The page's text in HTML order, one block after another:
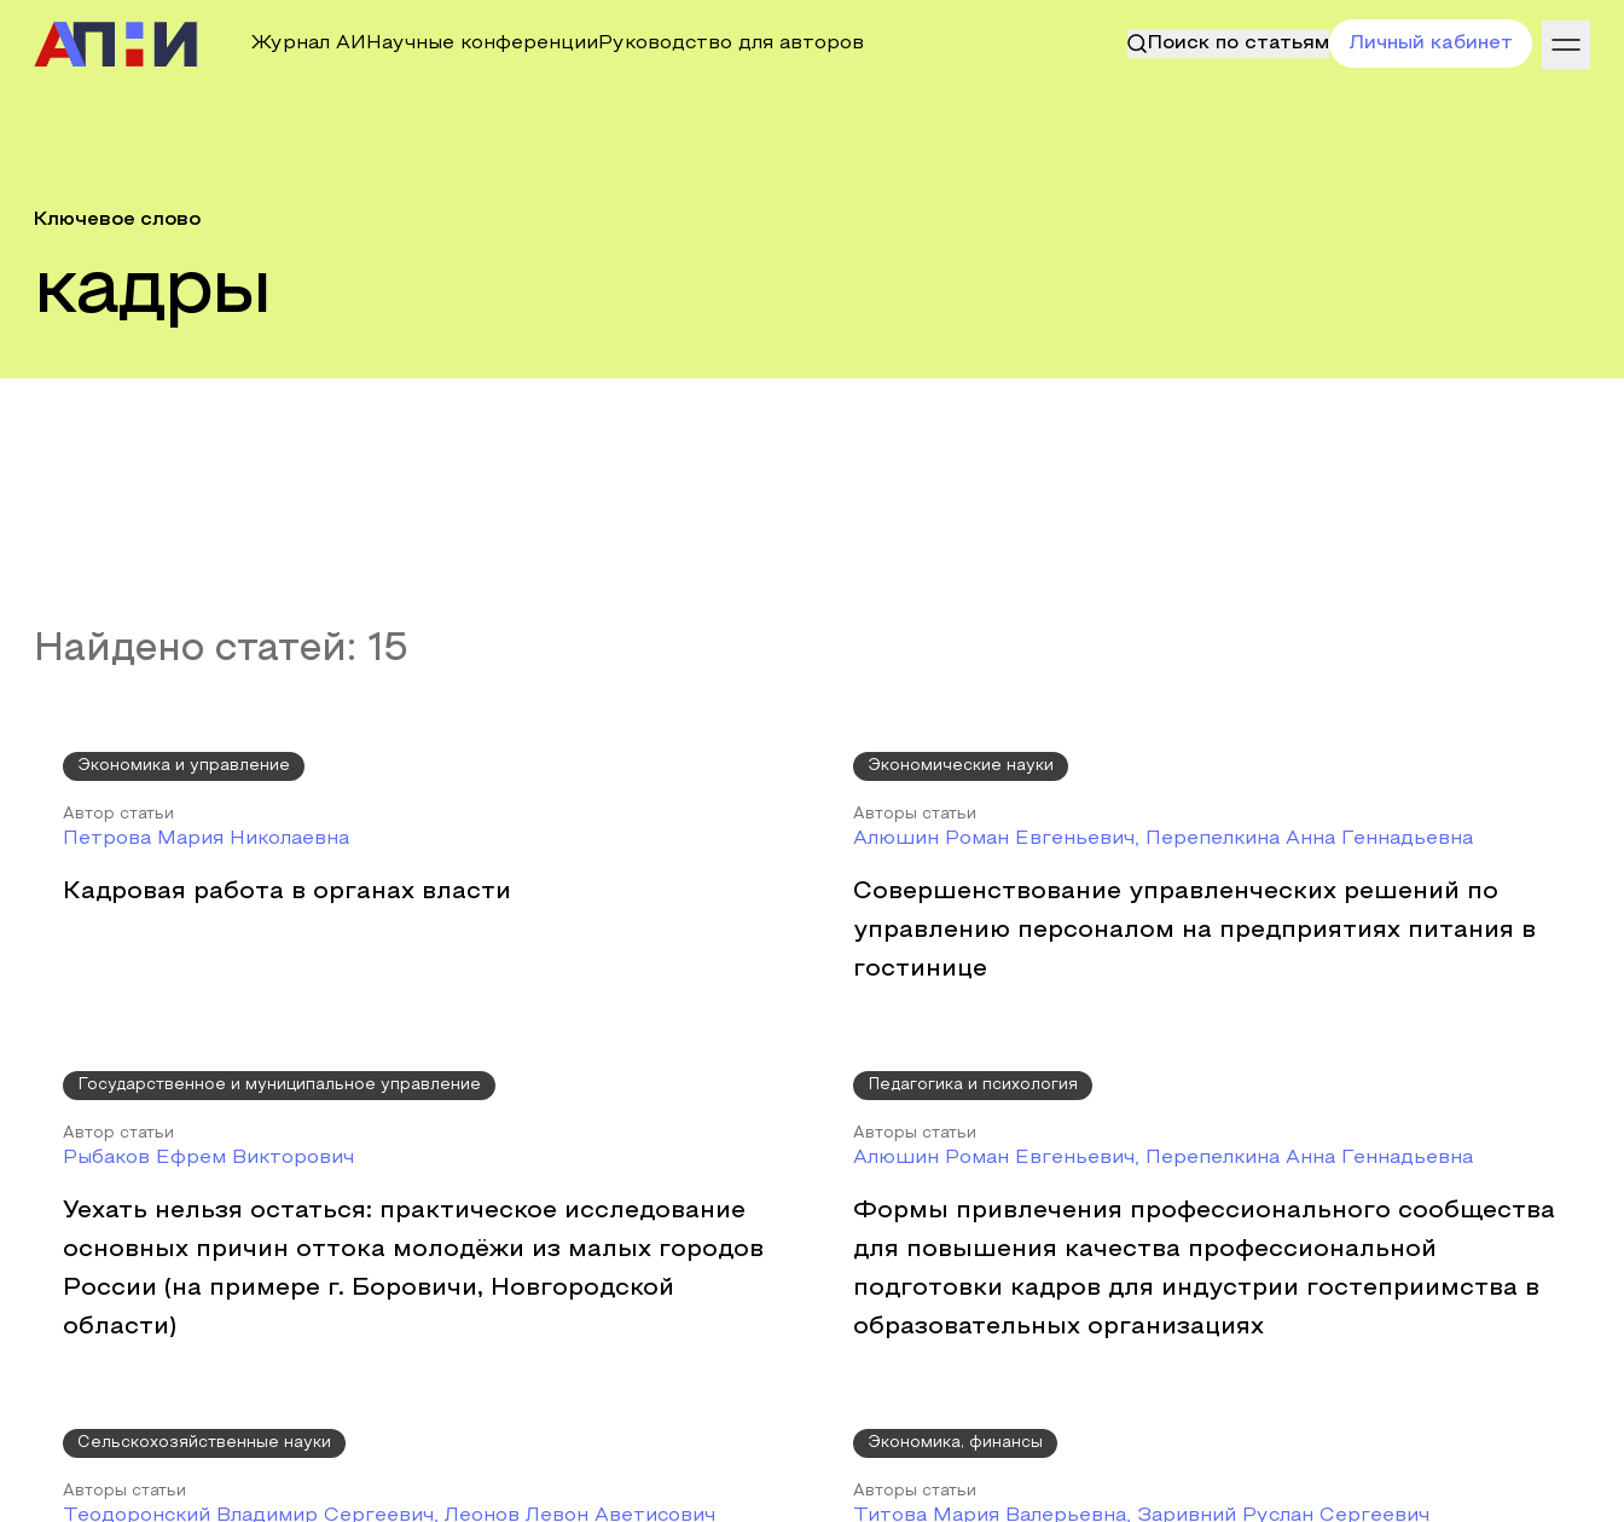
Журнал АИ Научные конференции Руководство для авторов Поиск по статьям Личный кабинет
Ключевое слово
кадры
Найдено статей: 15
Экономика и управление
Автор статьи
Петрова Мария Николаевна
Кадровая работа в органах власти
Экономические науки
Авторы статьи
Алюшин Роман Евгеньевич, Перепелкина Анна Геннадьевна
Совершенствование управленческих решений по
управлению персоналом на предприятиях питания в
гостинице
Государственное и муниципальное управление
Автор статьи
Рыбаков Ефрем Викторович
Уехать нельзя остаться: практическое исследование
основных причин оттока молодёжи из малых городов
России (на примере г. Боровичи, Новгородской
области)
Педагогика и психология
Авторы статьи
Алюшин Роман Евгеньевич, Перепелкина Анна Геннадьевна
Формы привлечения профессионального сообщества
для повышения качества профессиональной
подготовки кадров для индустрии гостеприимства в
образовательных организациях
Сельскохозяйственные науки
Авторы статьи
Теодоронский Владимир Сергеевич, Леонов Левон Аветисович
Экономика, финансы
Авторы статьи
Титова Мария Валерьевна, Заривний Руслан Сергеевич